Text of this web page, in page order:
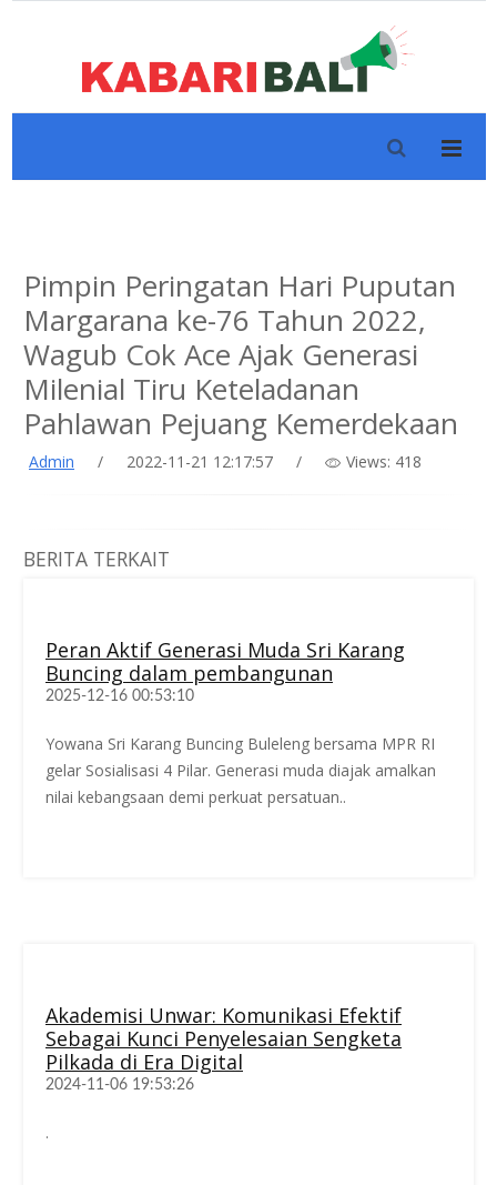
Pimpin Peringatan Hari Puputan
Margarana ke-76 Tahun 2022,
Wagub Cok Ace Ajak Generasi
Milenial Tiru Keteladanan
Pahlawan Pejuang Kemerdekaan
Admin / 2022-11-21 12:17:57 / Views: 418
BERITA TERKAIT
Peran Aktif Generasi Muda Sri Karang
Buncing dalam pembangunan
2025-12-16 00:53:10
Yowana Sri Karang Buncing Buleleng bersama MPR RI
gelar Sosialisasi 4 Pilar. Generasi muda diajak amalkan
nilai kebangsaan demi perkuat persatuan..
Akademisi Unwar: Komunikasi Efektif
Sebagai Kunci Penyelesaian Sengketa
Pilkada di Era Digital
2024-11-06 19:53:26
.